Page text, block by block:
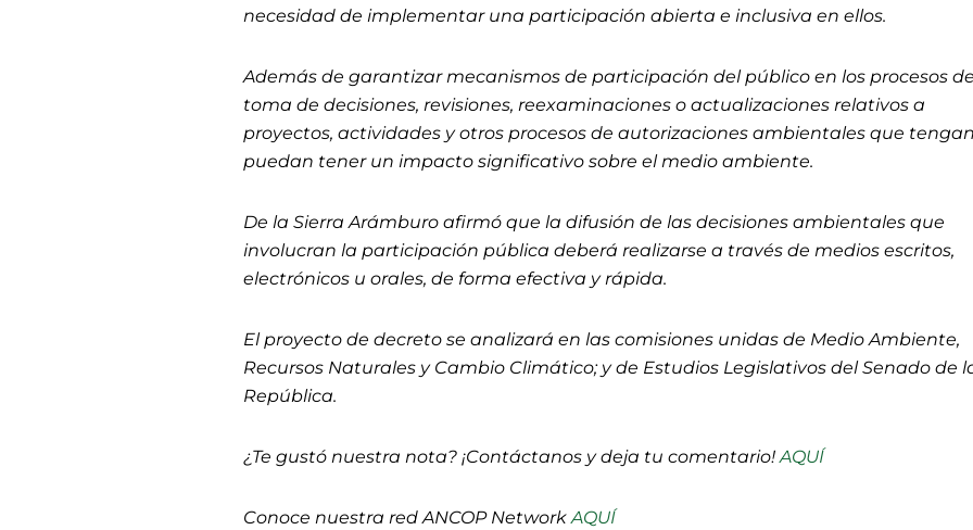
necesidad de implementar una participación abierta e inclusiva en ellos.
Además de garantizar mecanismos de participación del público en los procesos de
toma de decisiones, revisiones, reexaminaciones o actualizaciones relativos a
proyectos, actividades y otros procesos de autorizaciones ambientales que
puedan tener un impacto significativo sobre el medio ambiente.
De la Sierra Arámburo afirmó que la difusión de las decisiones ambientales que
involucran la participación pública deberá realizarse a través de medios escritos,
electrónicos u orales, de forma efectiva y rápida.
El proyecto de decreto se analizará en las comisiones unidas de Medio Ambiente,
Recursos Naturales y Cambio Climático; y de Estudios Legislativos del Senado de
República.
¿Te gustó nuestra nota? ¡Contáctanos y deja tu comentario!AQUÍ
Conoce nuestra red ANCOP NetworkAQUÍ